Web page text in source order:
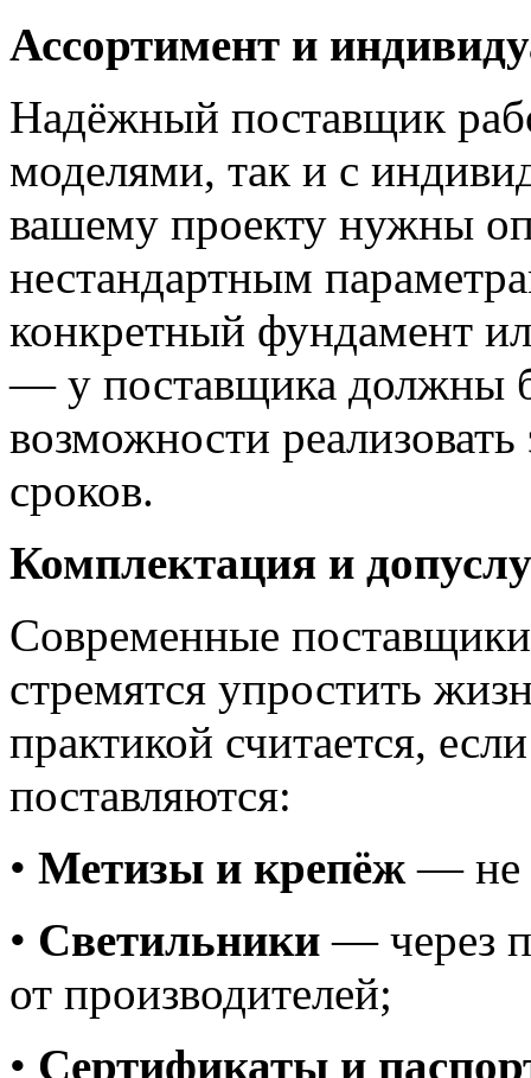
Ассортимент и
Надёжный поставщик
моделями, так и с
вашему проекту нужны
нестандартным
конкретный фундамент
— у поставщика должны
возможности реализовать
сроков.
Комплектация и
Современные
стремятся упростить
практикой считается,
поставляются:
• Метизы и крепёж — не
• Светильники — через
от производителей;
• Сертификаты и